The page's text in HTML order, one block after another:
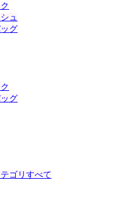
ュ
グ
グ
ゴリすべて